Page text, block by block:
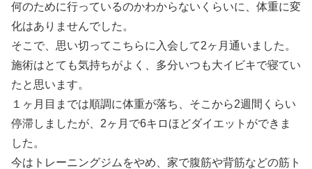
何のために行っているのかわからないくらいに、体重に変
化はありませんでした。
そこで、思い切ってこちらに入会して2ヶ月通いました。
施術はとても気持ちがよく、多分いつも大イビキで寝てい
たと思います。
１ヶ月目までは順調に体重が落ち、そこから2週間くらい
停滞しましたが、2ヶ月で6キロほどダイエットができま
した。
今はトレーニングジムをやめ、家で腹筋や背筋などの筋ト